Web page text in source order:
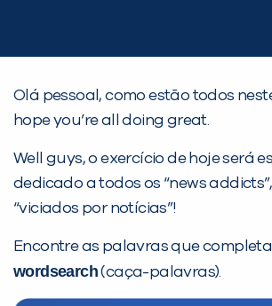
Olá pessoal, como estão todos
hope you’re all doing great.
Well guys, o exercício de hoje será
dedicado a todos os “news
“viciados por notícias”!
Encontre as palavras que
wordsearch(caça-palavras).
PEÇA UMA DEMONSTRAÇÃO DE
Desculpe!
Não encontramos nenhuma